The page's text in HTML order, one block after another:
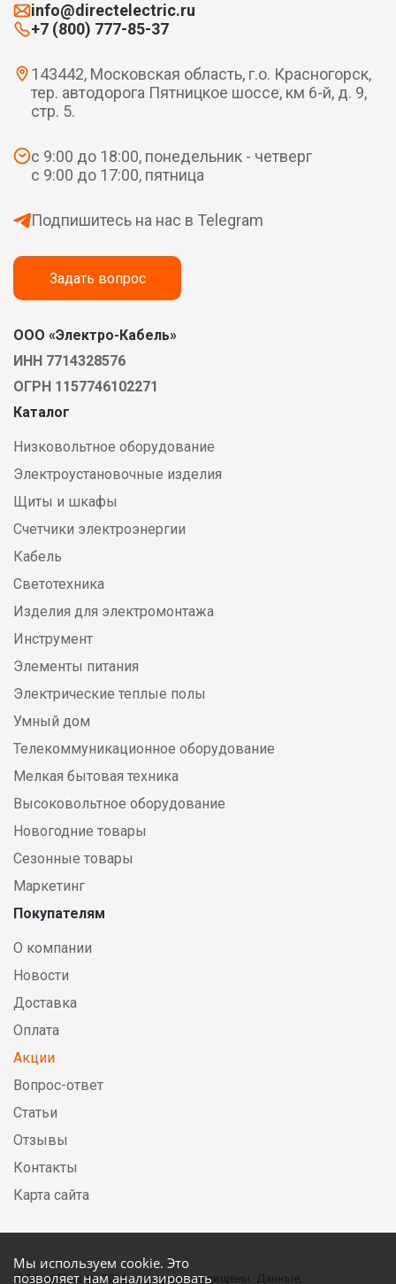
Мы используем cookie. Это
позволяет нам анализировать
info@directelectric.ru
+7 (800) 777-85-37
143442, Московская область, г.о. Красногорск,
тер. автодорога Пятницкое шоссе, км 6-й, д. 9,
стр. 5.
с 9:00 до 18:00, понедельник - четверг
с 9:00 до 17:00, пятница
Подпишитесь на нас в Telegram
Задать вопрос
ООО «Электро-Кабель»
ИНН 7714328576
ОГРН 1157746102271
Каталог
Низковольтное оборудование
Электроустановочные изделия
Щиты и шкафы
Счетчики электроэнергии
Кабель
Светотехника
Изделия для электромонтажа
Инструмент
Элементы питания
Электрические теплые полы
Умный дом
Телекоммуникационное оборудование
Мелкая бытовая техника
Высоковольтное оборудование
Новогодние товары
Сезонные товары
Маркетинг
Покупателям
О компании
Новости
Доставка
Оплата
Акции
Вопрос-ответ
Статьи
Отзывы
Контакты
Карта сайта
© DirectElectric, 2026, все права защищены. Данные,